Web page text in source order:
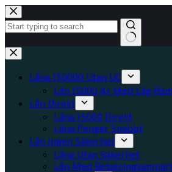
Hoppa
till
innehåll
Inga
resultat
Låna 150000 Utan UC
Lån 15000 Kr Med Låg
Lån Direkt
Låna 15000 Direkt
Låna Pengar Snabbt
Lån Ingen Säkerhet
Låna Utan Säkerhet
Lån Med